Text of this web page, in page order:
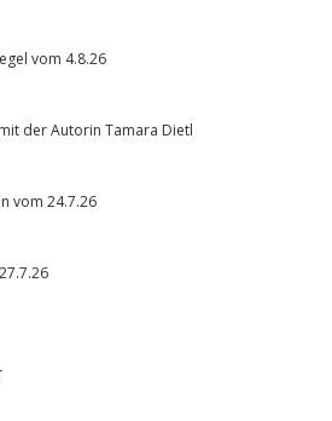
vom 4.8.26
der Autorin Tamara Dietl
vom 24.7.26